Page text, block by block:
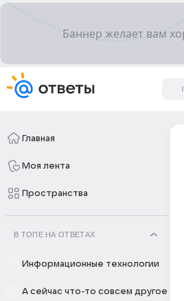
Главная
Моя лента
Пространства
В ТОПЕ НА ОТВЕТАХ
Информационные технологии
А сейчас что-то совсем другое